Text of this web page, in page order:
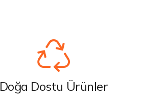
Doğa Dostu Ürünler